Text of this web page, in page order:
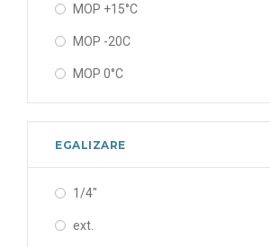
MOP +15°C
MOP -20C
MOP 0°C
EGALIZARE
1/4"
ext.